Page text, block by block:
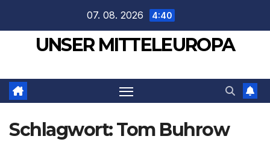
springen
07. 08. 2026 4:40
UNSER MITTELEUROPA
Schlagwort:Tom Buhrow